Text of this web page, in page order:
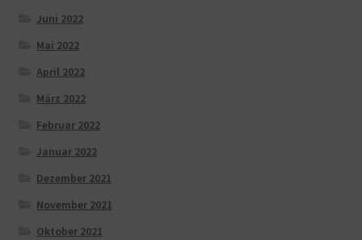
Juni 2022
Mai 2022
April 2022
März 2022
Februar 2022
Januar 2022
Dezember 2021
November 2021
Oktober 2021